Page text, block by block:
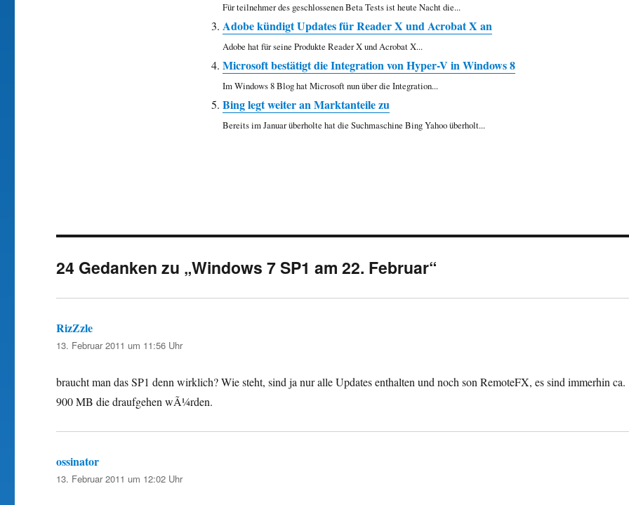
Für teilnehmer des geschlossenen Beta Tests ist heute Nacht die...
Adobe kündigt Updates für Reader X und Acrobat X an
Adobe hat für seine Produkte Reader X und Acrobat X...
Microsoft bestätigt die Integration von Hyper-V in Windows 8
Im Windows 8 Blog hat Microsoft nun über die Integration...
Bing legt weiter an Marktanteile zu
Bereits im Januar überholte hat die Suchmaschine Bing Yahoo überholt...
24 Gedanken zu „Windows 7 SP1 am 22. Februar“
RizZzle
13. Februar 2011 um 11:56 Uhr
braucht man das SP1 denn wirklich? Wie steht, sind ja nur alle Updates enthalten und noch son RemoteFX, es sind immerhin ca.
900 MB die draufgehen wÃ¼rden.
ossinator
13. Februar 2011 um 12:02 Uhr